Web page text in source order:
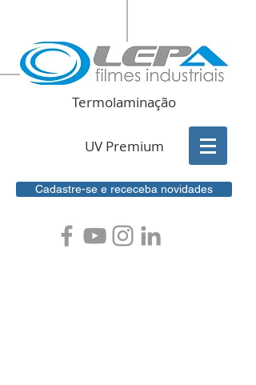
Termolaminação
UV Premium
Cadastre-se e receceba novidades